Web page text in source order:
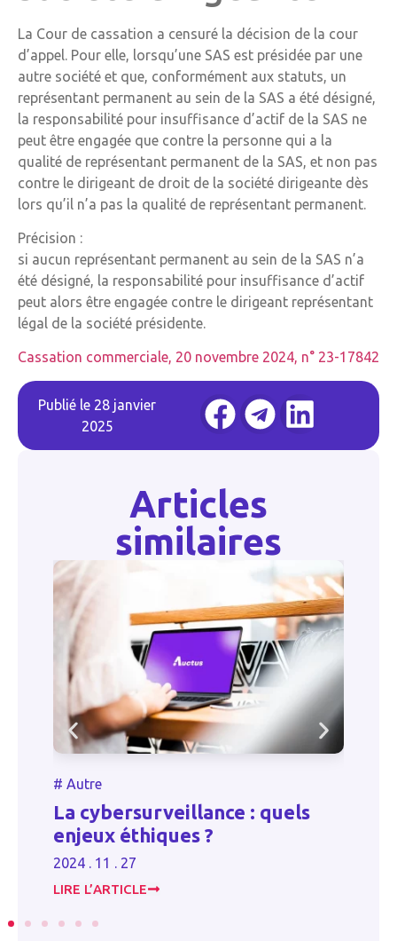
La Cour de cassation a censuré la décision de la cour
d’appel. Pour elle, lorsqu’une SAS est présidée par une
autre société et que, conformément aux statuts, un
représentant permanent au sein de la SAS a été désigné,
la responsabilité pour insuffisance d’actif de la SAS ne
peut être engagée que contre la personne qui a la
qualité de représentant permanent de la SAS, et non pas
contre le dirigeant de droit de la société dirigeante dès
lors qu’il n’a pas la qualité de représentant permanent.
Précision :
si aucun représentant permanent au sein de la SAS n’a
été désigné, la responsabilité pour insuffisance d’actif
peut alors être engagée contre le dirigeant représentant
légal de la société présidente.
Cassation commerciale, 20 novembre 2024, n° 23-17842
Publié le 28 janvier
2025
Articles
similaires
Autre
La cybersurveillance : quels
enjeux éthiques ?
2024 . 11 . 27
LIRE L’ARTICLE